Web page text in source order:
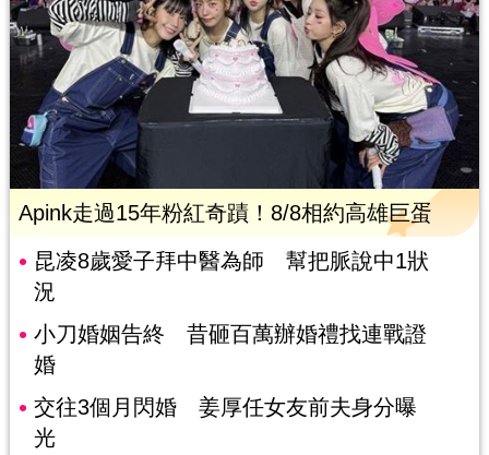
Apink走過15年粉紅奇蹟！8/8相約高雄巨蛋
昆凌8歲愛子拜中醫為師 幫把脈說中1狀
況
小刀婚姻告終 昔砸百萬辦婚禮找連戰證
婚
交往3個月閃婚 姜厚任女友前夫身分曝
光